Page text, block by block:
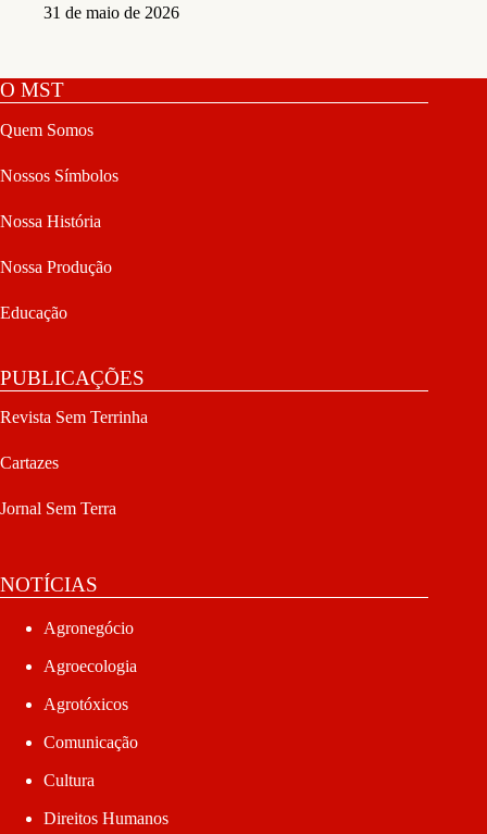
31 de maio de 2026
O MST
Quem Somos
Nossos Símbolos
Nossa História
Nossa Produção
Educação
PUBLICAÇÕES
Revista Sem Terrinha
Cartazes
Jornal Sem Terra
NOTÍCIAS
Agronegócio
Agroecologia
Agrotóxicos
Comunicação
Cultura
Direitos Humanos